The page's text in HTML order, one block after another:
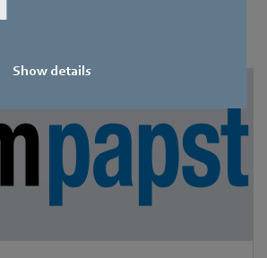
Show details
nieuwe producten.